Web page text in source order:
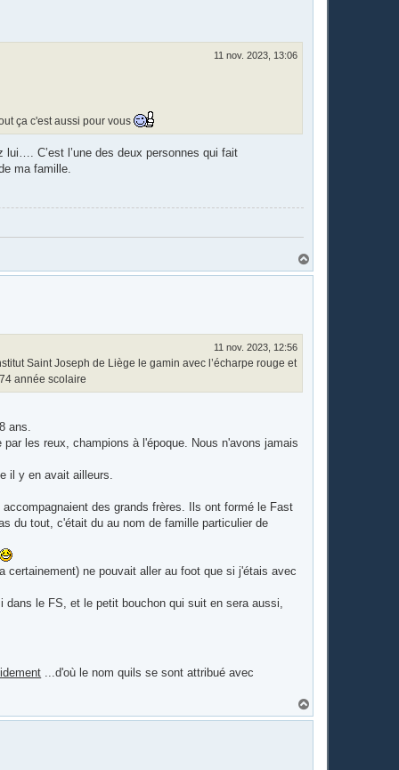
11 nov. 2023, 13:06
ça c'est aussi pour vous
C’est l’une des deux personnes qui fait
ma famille.
a
11 nov. 2023, 12:56
Saint Joseph de Liège le gamin avec l’écharpe rouge et
année scolaire
ans.
les reux, champions à l'époque. Nous n'avons jamais
il y en avait ailleurs.
des grands frères. Ils ont formé le Fast
du tout, c'était du au nom de famille particulier de
certainement) ne pouvait aller au foot que si j'étais avec
le FS, et le petit bouchon qui suit en sera aussi,
...d'où le nom quils se sont attribué avec
a